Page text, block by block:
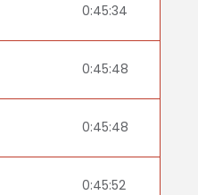
0:45:34
0:45:48
0:45:48
0:45:52